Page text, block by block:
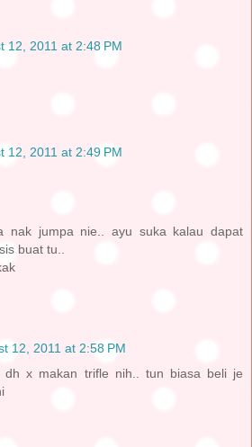
12, 2011 at 2:48 PM
12, 2011 at 2:49 PM
nak jumpa nie.. ayu suka kalau dapat
buat tu..
12, 2011 at 2:58 PM
dh x makan trifle nih.. tun biasa beli je